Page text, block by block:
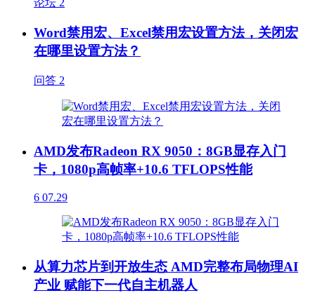
论坛 2
Word禁用宏、Excel禁用宏设置方法，关闭宏
在哪里设置方法？
问答 2
AMD发布Radeon RX 9050：8GB显存入门
卡，1080p高帧率+10.6 TFLOPS性能
6 07.29
从算力芯片到开放生态 AMD完整布局物理AI
产业 赋能下一代自主机器人